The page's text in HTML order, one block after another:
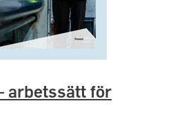
arbetssätt för